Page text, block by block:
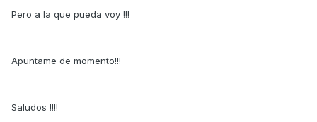
Pero a la que pueda voy !!!
Apuntame de momento!!!
Saludos !!!!